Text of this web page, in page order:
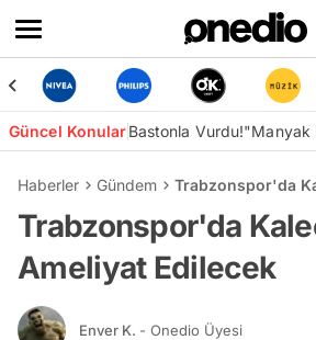
Güncel KonularBastonla Vurdu!"Manyak
Haberler Gündem Trabzonspor'da
Trabzonspor'da
Ameliyat Edilecek
Enver K. - Onedio Üyesi